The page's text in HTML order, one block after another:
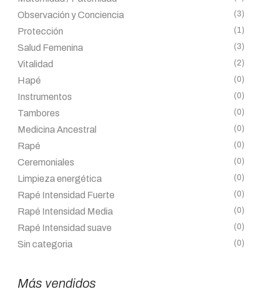
Observación y Conciencia (3)
Protección (1)
Salud Femenina (3)
Vitalidad (2)
Hapé (0)
Instrumentos (0)
Tambores (0)
Medicina Ancestral (0)
Rapé (0)
Ceremoniales (0)
Limpieza energética (0)
Rapé Intensidad Fuerte (0)
Rapé Intensidad Media (0)
Rapé Intensidad suave (0)
Sin categoria (0)
Más vendidos